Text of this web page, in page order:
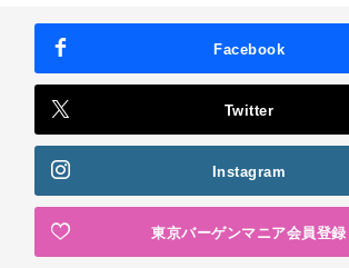
Facebook
Twitter
Instagram
東京バーゲンマニア会員登録